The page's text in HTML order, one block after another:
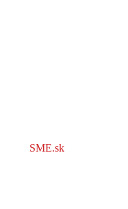
SME.sk